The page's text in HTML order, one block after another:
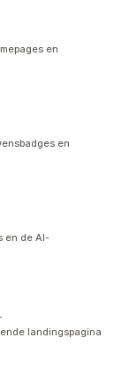
en
en
en de AI-
landingspagina